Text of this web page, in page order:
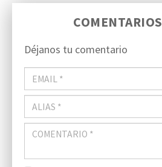
COMENTARIOS
Déjanos tu comentario